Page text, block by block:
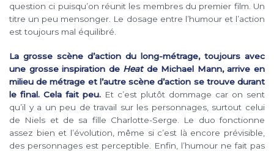
question ci puisqu’on réunit les membres du premier film. Un
titre un peu mensonger. Le dosage entre l’humour et l’action
est toujours mal équilibré.
La grosse scène d’action du long-métrage, toujours avec
une grosse inspiration de Heatde Michael Mann, arrive en
milieu de métrage et l’autre scène d’action se trouve durant
le final. Cela fait peu. Et c’est plutôt dommage car on sent
qu’il y a un peu de travail sur les personnages, surtout celui
de Niels et de sa fille Charlotte-Serge. Le duo fonctionne
assez bien et l’évolution, même si c’est là encore prévisible,
des personnages est perceptible. Enfin, l’humour ne fait pas